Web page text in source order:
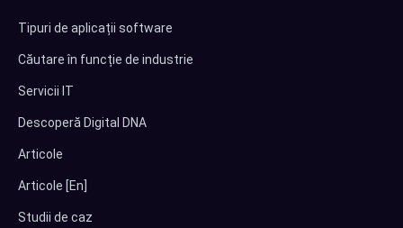
Tipuri de aplicații software
Căutare în funcție de industrie
Servicii IT
Descoperă Digital DNA
Articole
Articole [En]
Studii de caz